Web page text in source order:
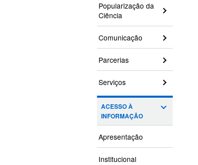
Popularização da
Ciência
Comunicação
Parcerias
Serviços
ACESSO À
INFORMAÇÃO
Apresentação
Institucional